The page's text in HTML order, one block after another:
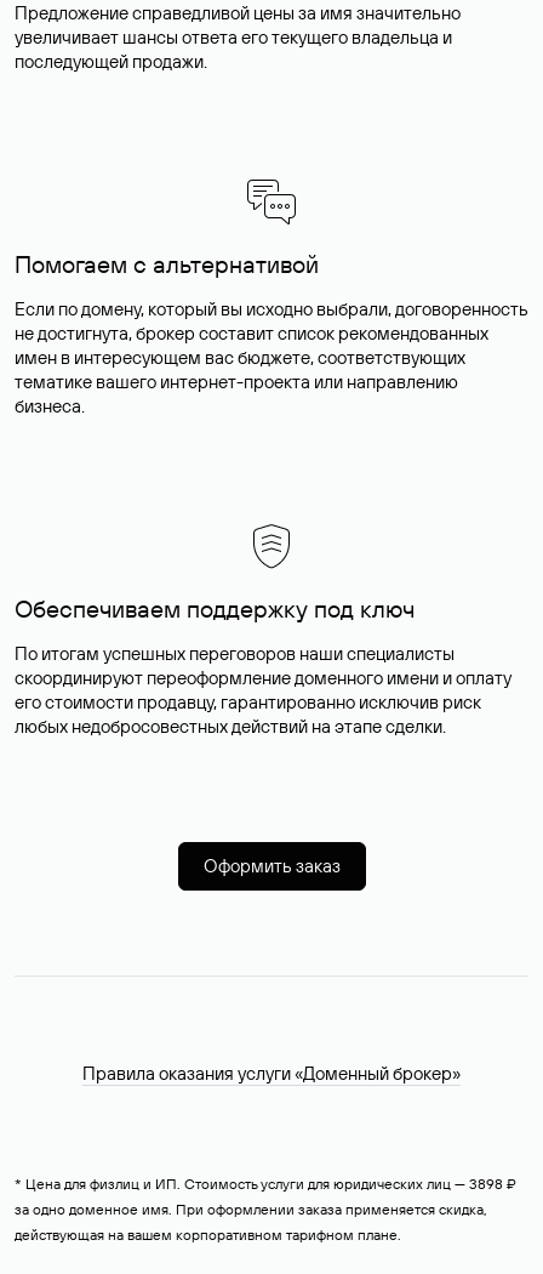
Предложение справедливой цены за имя значительно
увеличивает шансы ответа его текущего владельца и
последующей продажи.
Помогаем с альтернативой
Если по домену, который вы исходно выбрали, договоренность
не достигнута, брокер составит список рекомендованных
имен в интересующем вас бюджете, соответствующих
тематике вашего интернет-проекта или направлению
бизнеса.
Обеспечиваем поддержку под ключ
По итогам успешных переговоров наши специалисты
скоординируют переоформление доменного имени и оплату
его стоимости продавцу, гарантированно исключив риск
любых недобросовестных действий на этапе сделки.
Оформить заказ
Правила оказания услуги «Доменный брокер»
* Цена для физлиц и ИП. Стоимость услуги для юридических лиц — 3898 ₽
за одно доменное имя. При оформлении заказа применяется скидка,
действующая на вашем корпоративном тарифном плане.